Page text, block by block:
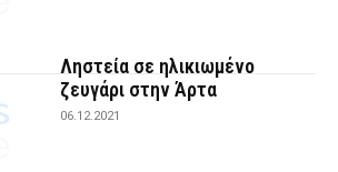
Ληστεία σε ηλικιωμένο
ζευγάρι στην Άρτα
06.12.2021